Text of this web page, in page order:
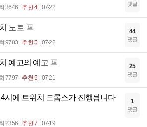
3646 추천 4 07-22 댓글
노트
9783 추천 5 07-22
44
댓글
예고의 예고
7797 추천 5 07-21
25
댓글
시에 트위치 드롭스가 진행됩니다
2356 추천 7 07-19
1
댓글